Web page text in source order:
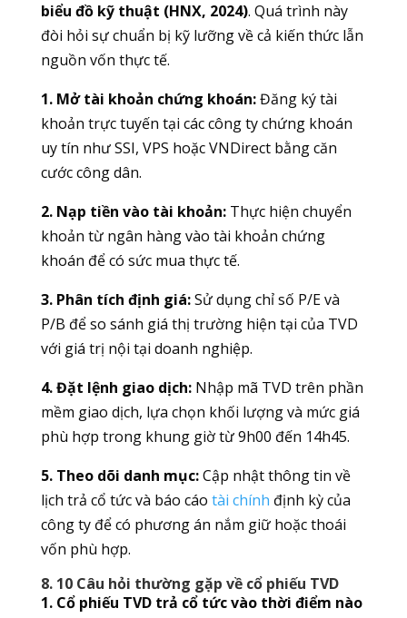
biểu đồ kỹ thuật (HNX, 2024). Quá trình này
đòi hỏi sự chuẩn bị kỹ lưỡng về cả kiến thức lẫn
nguồn vốn thực tế.
1. Mở tài khoản chứng khoán:Đăng ký tài
khoản trực tuyến tại các công ty chứng khoán
uy tín như SSI, VPS hoặc VNDirect bằng căn
cước công dân.
2. Nạp tiền vào tài khoản:Thực hiện chuyển
khoản từ ngân hàng vào tài khoản chứng
khoán để có sức mua thực tế.
3. Phân tích định giá:Sử dụng chỉ số P/E và
P/B để so sánh giá thị trường hiện tại của TVD
với giá trị nội tại doanh nghiệp.
4. Đặt lệnh giao dịch:Nhập mã TVD trên phần
mềm giao dịch, lựa chọn khối lượng và mức giá
phù hợp trong khung giờ từ 9h00 đến 14h45.
5. Theo dõi danh mục:Cập nhật thông tin về
lịch trả cổ tức và báo cáo tài chính định kỳ của
công ty để có phương án nắm giữ hoặc thoái
vốn phù hợp.
8. 10 Câu hỏi thường gặp về cổ phiếu TVD
1. Cổ phiếu TVD trả cổ tức vào thời điểm nào